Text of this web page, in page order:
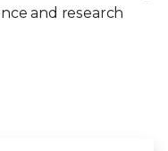
and research